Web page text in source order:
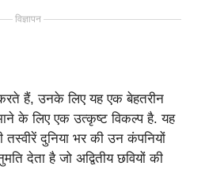
विज्ञापन
हैं, उनके लिए यह एक बेहतरीन
के लिए एक उत्कृष्ट विकल्प है. यह
दुनिया भर की उन कंपनियों
देता है जो अद्वितीय छवियों की